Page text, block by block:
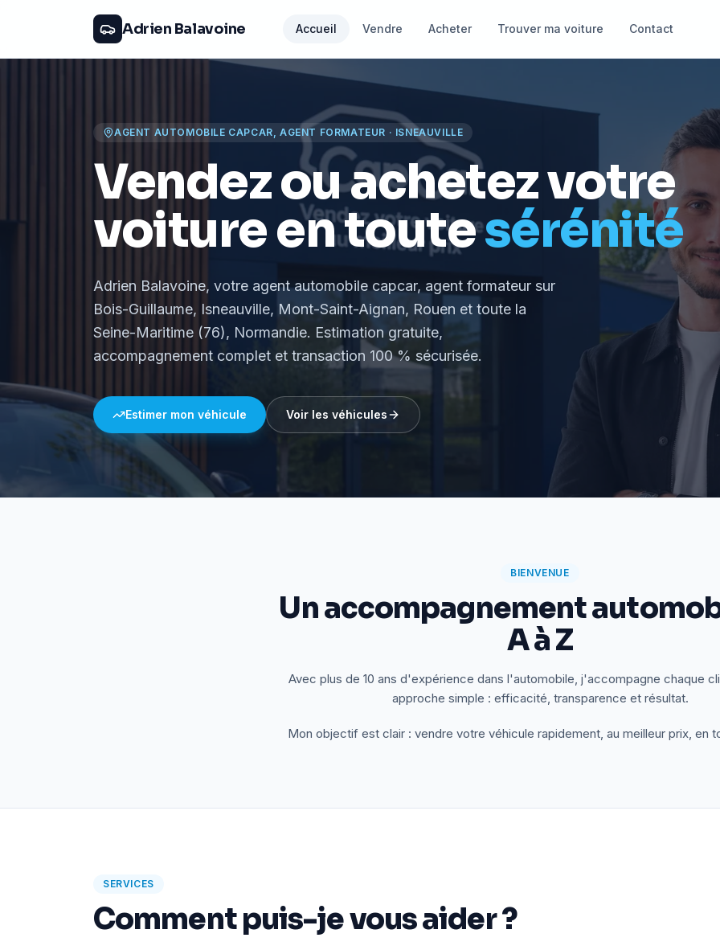
Adrien Balavoine Accueil Vendre Acheter Trouver ma voiture Contact
AGENT AUTOMOBILE CAPCAR, AGENT FORMATEUR · ISNEAUVILLE
Vendez ou achetez votre
voiture en toutesérénité
Adrien Balavoine, votre agent automobile capcar, agent formateur sur
Bois-Guillaume, Isneauville, Mont-Saint-Aignan, Rouen et toute la
Seine-Maritime (76), Normandie. Estimation gratuite,
accompagnement complet et transaction 100 % sécurisée.
Estimer mon véhicule Voir les véhicules
BIENVENUE
Un accompagnement
A à Z
Avec plus de 10 ans d'expérience dans l'automobile, j'accompagne chaque
approche simple : efficacité, transparence et résultat.
Mon objectif est clair : vendre votre véhicule rapidement, au meilleur prix, en
SERVICES
Comment puis-je vous aider ?